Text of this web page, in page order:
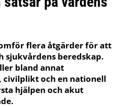
flera åtgärder för att
sjukvårdens beredskap.
bland annat
och en nationell
hjälpen och akut